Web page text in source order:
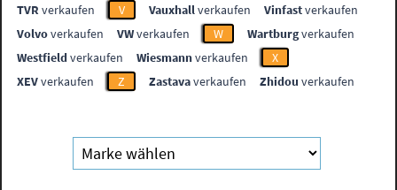
TVR verkaufen V Vauxhallverkaufen Vinfastverkaufen
Volvoverkaufen VWverkaufen W Wartburgverkaufen
Westfieldverkaufen Wiesmannverkaufen
X
XEVverkaufen Z Zastavaverkaufen Zhidou verkaufen